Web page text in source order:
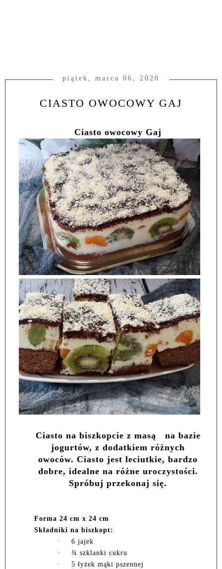
piątek, marca 06, 2020
CIASTO OWOCOWY GAJ
Ciasto owocowy Gaj
Ciasto na biszkopcie z masą
na bazie
jogurtów, z dodatkiem różnych
owoców. Ciasto jest leciutkie, bardzo
dobre, idealne na różne uroczystości.
Spróbuj przekonaj się.
Forma 24 cm x 24 cm
Składniki na biszkopt:
·
6 jajek
·
¾ szklanki cukru
·
5 łyżek mąki pszennej